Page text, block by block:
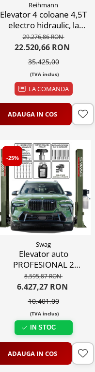
Reihmann
Elevator 4 coloane 4,5T
electro hidraulic, la
220V sau 380V
29.276,86 RON
22.520,66 RON
35.425,00
(TVA inclus)
LA COMANDA
ADAUGA IN COS
-25%
Swag
Elevator auto
PROFESIONAL 2
coloane 4 tone SWAG
SW4000 hidraulic,
220V/380V
8.595,87 RON
6.427,27 RON
10.401,00
(TVA inclus)
IN STOC
ADAUGA IN COS